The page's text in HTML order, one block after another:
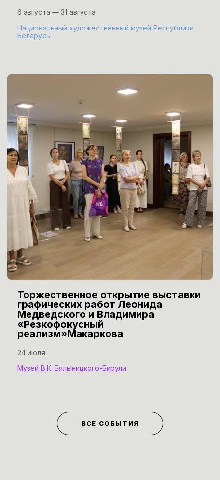
6 августа — 31 августа
Национальный художественный музей Республики
Беларусь
Торжественное открытие выставки
графических работ Леонида
Медведского и Владимира
«Резкофокусный
реализм»Макаркова
24 июля
Музей В.К. Бялыницкого-Бирули
ВСЕ СОБЫТИЯ